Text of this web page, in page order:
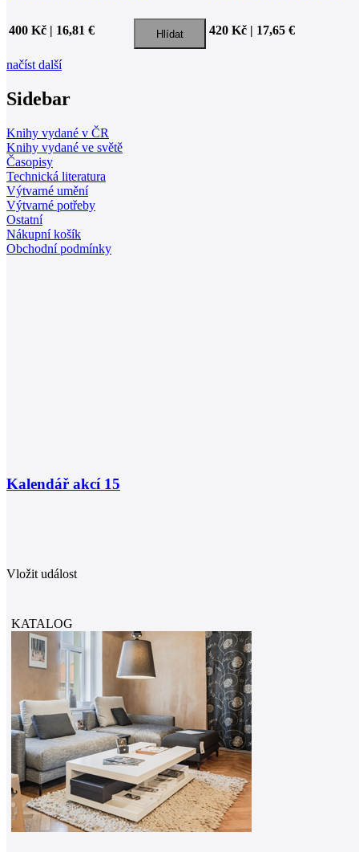
400 Kč | 16,81 € 420 Kč | 17,65 €
načíst další
Sidebar
Knihy vydané v ČR
Knihy vydané ve světě
Časopisy
Technická literatura
Výtvarné umění
Výtvarné potřeby
Ostatní
Nákupní košík
Obchodní podmínky
Kalendář akcí 15
Vložit událost
KATALOG